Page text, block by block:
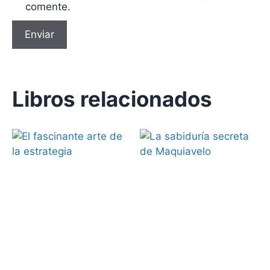
comente.
Libros relacionados